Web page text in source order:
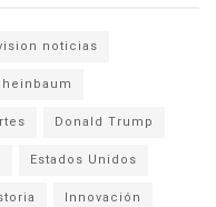
noticias
Donald Trump
Estados Unidos
Innovación